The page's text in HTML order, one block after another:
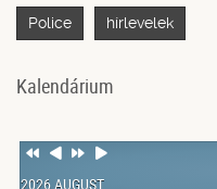
Police hírlevelek
Kalendárium
Previous
Previous
NextNext
2026 AUGUST